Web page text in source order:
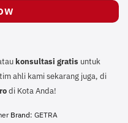
konsultasi gratis untuk
ahli kami sekarang juga, di
di Kota Anda!
Brand: GETRA